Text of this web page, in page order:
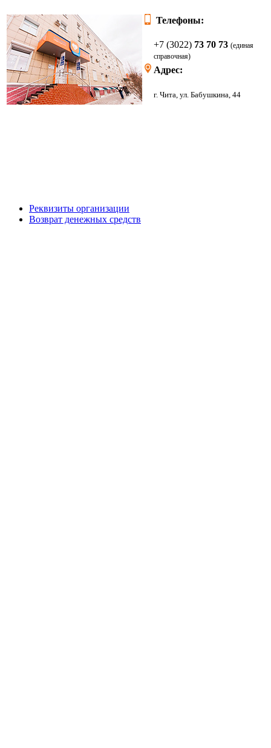
Телефоны:
+7 (3022) 73 70 73 (единая
справочная)
Адрес:
г. Чита, ул. Бабушкина, 44
Реквизиты организации
Возврат денежных средств